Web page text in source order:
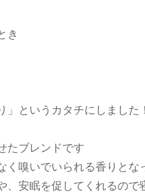
き
というカタチにしました！
たブレンドです
く嗅いでいられる香りとな
、安眠を促してくれるので